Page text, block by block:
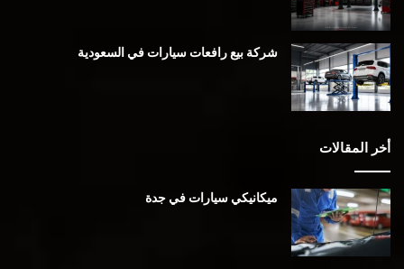
شركة بيع رافعات سيارات في السعودية
أخر المقالات
ميكانيكي سيارات في جدة